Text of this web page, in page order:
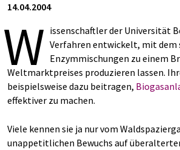
14.04.2004
W issenschaftler der Universität
Verfahren entwickelt, mit dem
Enzymmischungen zu einem
Weltmarktpreises produzieren lassen.
beispielsweise dazu beitragen,
effektiver zu machen.
Viele kennen sie ja nur vom
unappetitlichen Bewuchs auf